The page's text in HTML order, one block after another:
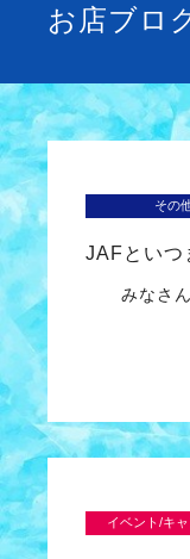
お店ブロ
その
JAFといつ
みなさん
イベント/キ